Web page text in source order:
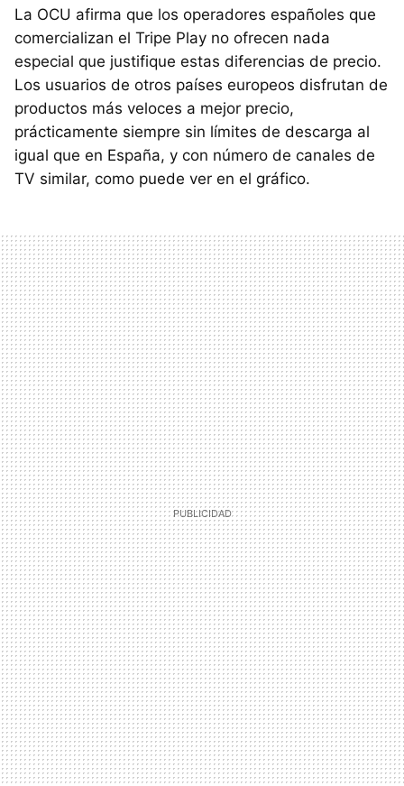
La OCU afirma que los operadores españoles que
comercializan el Tripe Play no ofrecen nada
especial que justifique estas diferencias de precio.
Los usuarios de otros países europeos disfrutan de
productos más veloces a mejor precio,
prácticamente siempre sin límites de descarga al
igual que en España, y con número de canales de
TV similar, como puede ver en el gráfico.